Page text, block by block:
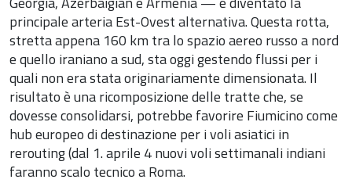
principale arteria Est-Ovest alternativa. Questa rotta,
stretta appena 160 km tra lo spazio aereo russo a nord
e quello iraniano a sud, sta oggi gestendo flussi per i
quali non era stata originariamente dimensionata. Il
risultato è una ricomposizione delle tratte che, se
dovesse consolidarsi, potrebbe favorire Fiumicino come
hub europeo di destinazione per i voli asiatici in
rerouting (dal 1. aprile 4 nuovi voli settimanali indiani
faranno scalo tecnico a Roma.